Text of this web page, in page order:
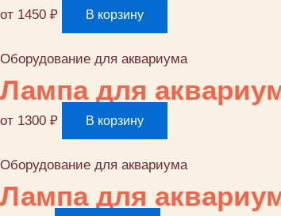
от 1450 ₽ В корзину
Оборудование для аквариума
Лампа для
от 1300 ₽ В корзину
Оборудование для аквариума
Лампа для